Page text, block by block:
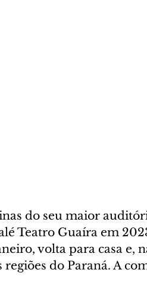
do seu maior
Teatro Guaíra em
volta para casa e,
do Paraná. A